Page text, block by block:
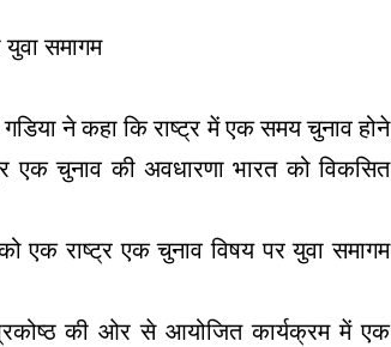
समागम
ने कहा कि राष्ट्र में एक समय चुनाव होने
चुनाव की अवधारणा भारत को विकसित
एक राष्ट्र एक चुनाव विषय पर युवा समागम
की ओर से आयोजित कार्यक्रम में एक